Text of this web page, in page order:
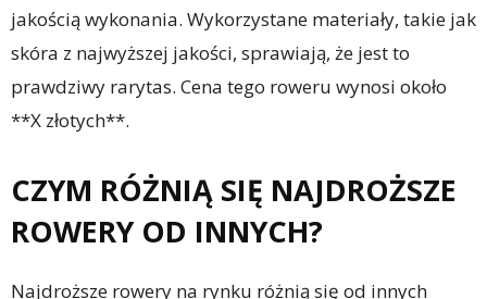
jakością wykonania. Wykorzystane materiały, takie jak
skóra z najwyższej jakości, sprawiają, że jest to
prawdziwy rarytas. Cena tego roweru wynosi około
**X złotych**.
CZYM RÓŻNIĄ SIĘ NAJDROŻSZE
ROWERY OD INNYCH?
Najdroższe rowery na rynku różnią się od innych